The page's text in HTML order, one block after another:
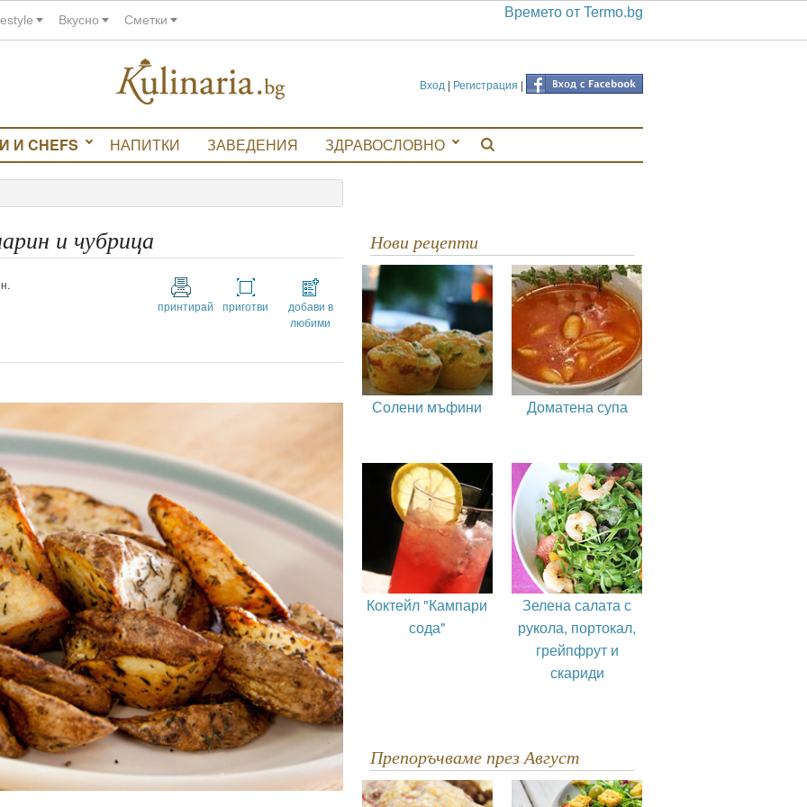
Вкусно Сметки Времето от Termo.bg
Вход | Регистрация |
И CHEFS НАПИТКИ ЗАВЕДЕНИЯ ЗДРАВОСЛОВНО
и чубрица
принтирай приготви
добави в
любими
Нови рецепти
Солени мъфини Доматена супа
Коктейл "Кампари
сода"
Зелена салата с
рукола, портокал,
грейпфрут и
скариди
Препоръчваме през Август